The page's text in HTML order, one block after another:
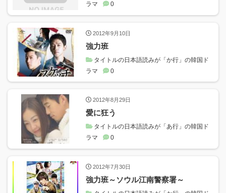
ラマ
0
2012年9月10日
強力班
タイトルの日本語読みが「か行」の韓国ド
ラマ
0
2012年8月29日
愛に狂う
タイトルの日本語読みが「あ行」の韓国ド
ラマ
0
2012年7月30日
強力班～ソウル江南警察署～